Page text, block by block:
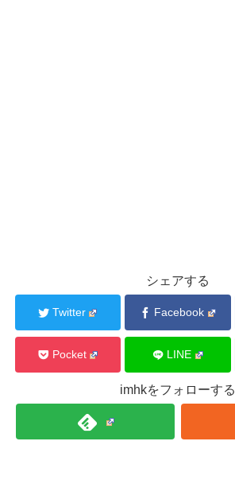
シェアする
Twitter Facebook
Pocket LINE
imhkをフォローする